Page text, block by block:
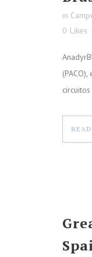
in
0 Likes